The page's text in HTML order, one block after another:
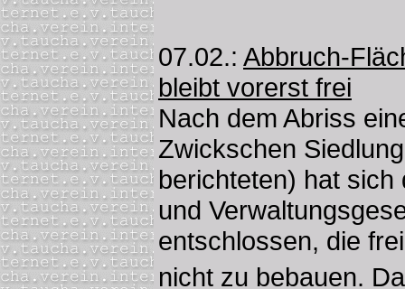
07.02.: Abbruch-
bleibt vorerst frei
Nach dem Abriss
Zwickschen
berichteten) hat
und
entschlossen, die
nicht zu bebauen.